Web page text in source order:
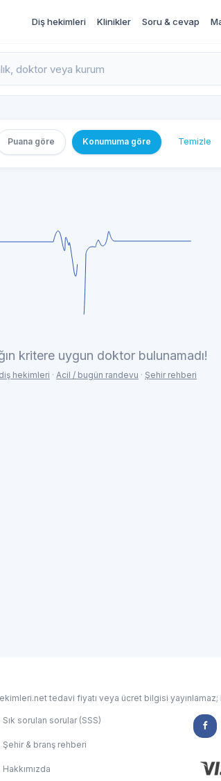
İncele ve Randevu Al
Diş hekimleri Klinikler Soru & cevap
Puana göre Konumuma göre Temizle
kritere uygun doktor bulunamadı!
hekimleri · Acil / bugün randevu · Şehir rehberi
tedavi fiyatı veya ücret bilgisi yayınlamaz;
Sık sorulan sorular (SSS)
Şehir & branş rehberi
Hakkımızda